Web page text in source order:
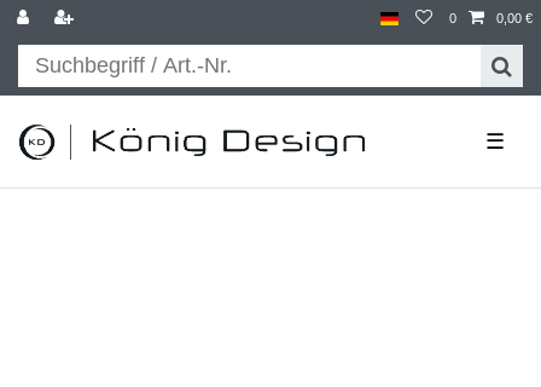
0 0,00 €
☰